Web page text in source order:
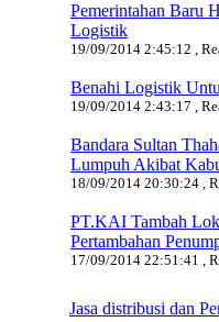
Pemerintahan Baru
Logistik
19/09/2014 2:45:12 ,
Benahi Logistik
19/09/2014 2:43:17 ,
Bandara Sultan
Lumpuh Akibat
18/09/2014 20:30:24 ,
PT.KAI Tambah
Pertambahan
17/09/2014 22:51:41 ,
Jasa distribusi dan